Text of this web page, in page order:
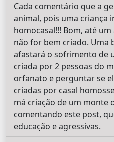
Cada comentário que a
animal, pois uma criança
homocasal!!! Bom, até
não for bem criado. Uma
afastará o sofrimento de
criada por 2 pessoas do
orfanato e perguntar se
criadas por casal
má criação de um monte
comentando este post,
educação e agressivas.